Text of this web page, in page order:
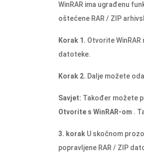
WinRAR ima ugrađenu
oštećene RAR / ZIP
Korak 1. Otvorite
datoteke.
Korak 2. Dalje možete
Savjet: Također možete
Otvorite s WinRAR-om .
3. korak U skočnom
popravljene RAR / ZIP